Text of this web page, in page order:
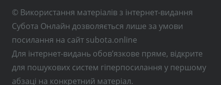
© Використання матеріалів з інтернет-видання
Субота Онлайн дозволяється лише за умови
посилання на сайт subota.online
Для інтернет-видань обов’язкове пряме, відкрите
для пошукових систем гіперпосилання у першому
абзаці на конкретний матеріал.